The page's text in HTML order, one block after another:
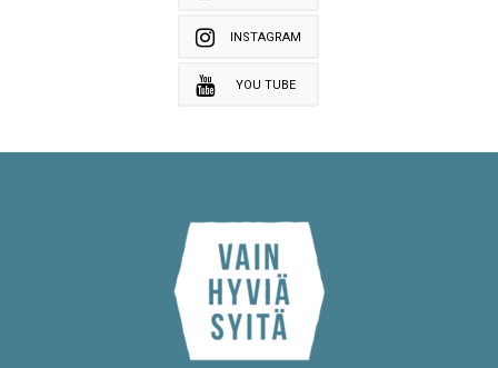
INSTAGRAM
YOU TUBE